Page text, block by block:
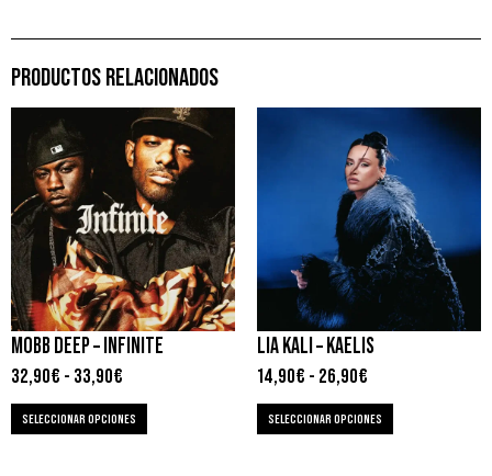
PRODUCTOS RELACIONADOS
MOBB DEEP – INFINITE
32,90€ - 33,90€
SELECCIONAR OPCIONES
LIA KALI – KAELIS
14,90€ - 26,90€
SELECCIONAR OPCIONES